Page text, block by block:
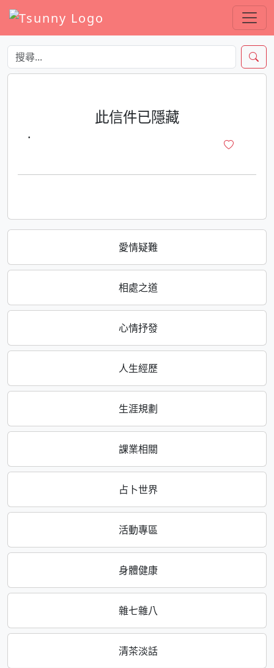
愛情疑難
相處之道
心情抒發
人生經歷
生涯規劃
課業相關
占卜世界
活動專區
身體健康
雜七雜八
清茶淡話
此信件已隱藏
·